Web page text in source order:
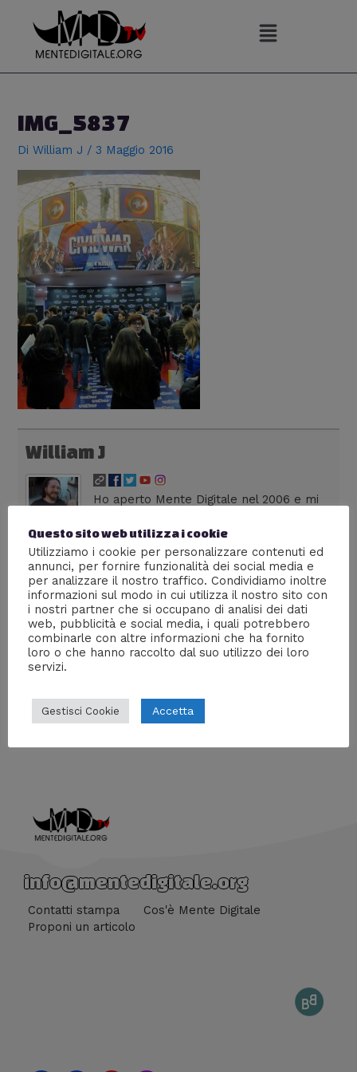
contenuto
IMG_5837
DiWilliam J /3 Maggio 2016
William J
Ho aperto Mente Digitale nel 2006 e mi
Dirigo una web agency milanese,
colleziono fumetti, seguo anime dai tempi dei vecchi
robottoni e divoro serie tv in lingua originale. Su Lega
Nerd sono autore di livello 36, con più di 300 articoli
pubblicati. La frase che preferisco è: "La cultura è il
nostro passaporto per il futuro. Il domani appartiene
alle persone che si preparano oggi" - Malcom X
←Media precedente
info@mentedigitale.org
Contatti stampa
Cos'è Mente Digitale
Proponi un articolo
Questo sito web utilizza i cookie
Utilizziamo i cookie per personalizzare contenuti ed
annunci, per fornire funzionalità dei social media e
per analizzare il nostro traffico. Condividiamo inoltre
informazioni sul modo in cui utilizza il nostro sito con
i nostri partner che si occupano di analisi dei dati
web, pubblicità e social media, i quali potrebbero
combinarle con altre informazioni che ha fornito
loro o che hanno raccolto dal suo utilizzo dei loro
servizi.
Gestisci Cookie Accetta